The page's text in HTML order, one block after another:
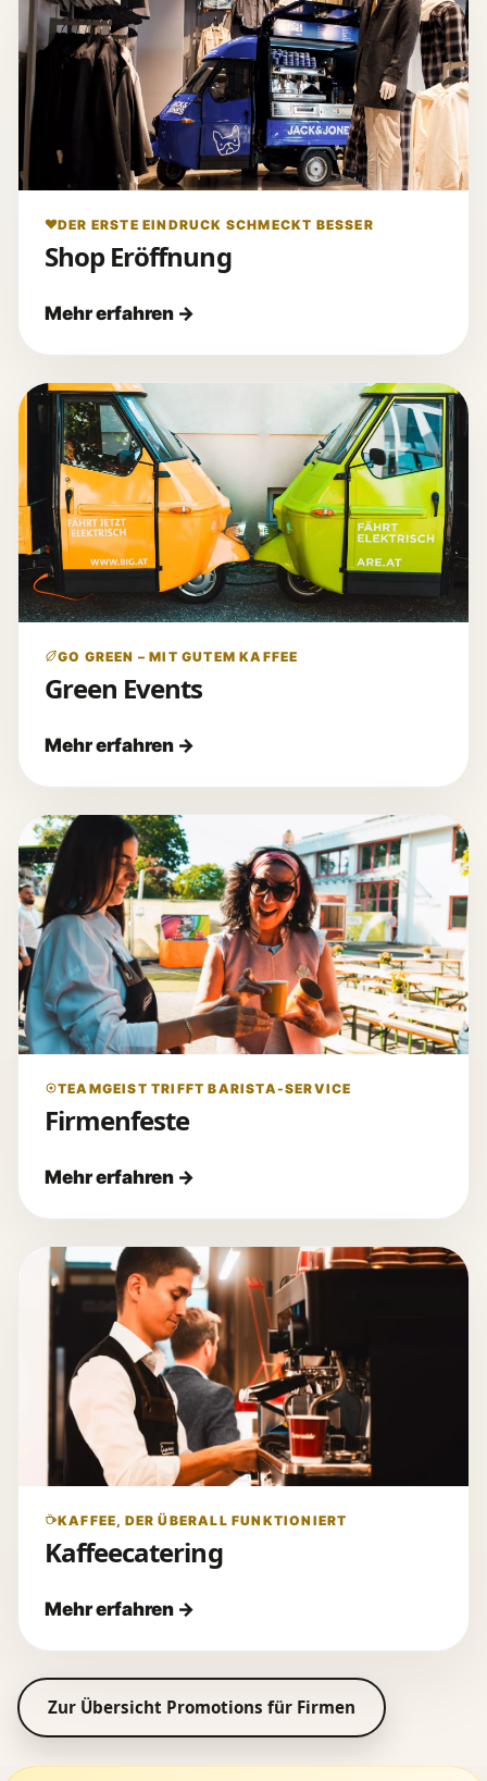
DER ERSTE EINDRUCK SCHMECKT BESSER
Shop Eröffnung
GO GREEN – MIT GUTEM KAFFEE
Green Events
TEAMGEIST TRIFFT BARISTA-SERVICE
Firmenfeste
KAFFEE, DER ÜBERALL FUNKTIONIERT
Kaffeecatering
Zur Übersicht Promotions für Firmen